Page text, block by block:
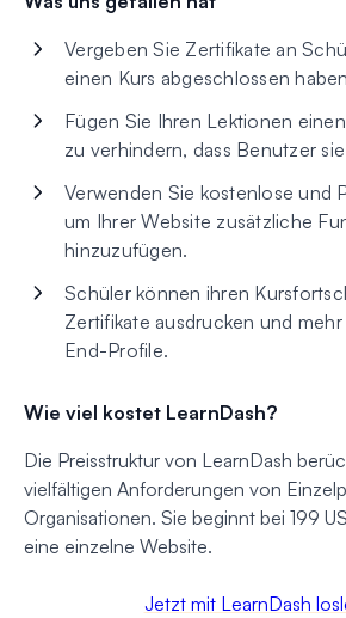
Vergeben Sie Zertifikate an
einen Kurs abgeschlossen
Fügen Sie Ihren Lektionen
zu verhindern, dass Benutzer
Verwenden Sie kostenlose und
um Ihrer Website zusätzliche
hinzuzufügen.
Schüler können ihren
Zertifikate ausdrucken und
End-Profile.
Wie viel kostet LearnDash?
Die Preisstruktur von LearnDash
vielfältigen Anforderungen von
Organisationen. Sie beginnt bei 199
eine einzelne Website.
Jetzt mit LearnDash